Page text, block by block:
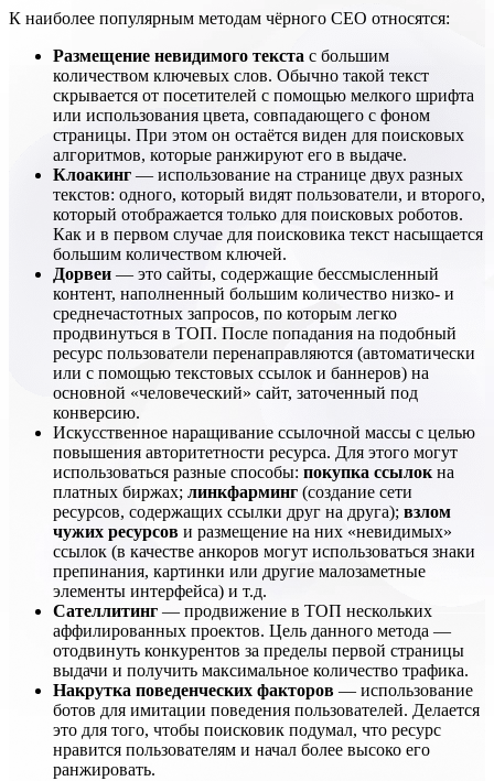
К наиболее популярным методам чёрного СЕО относятся:
Размещение невидимого текста с большим
количеством ключевых слов. Обычно такой текст
скрывается от посетителей с помощью мелкого шрифта
или использования цвета, совпадающего с фоном
страницы. При этом он остаётся виден для поисковых
алгоритмов, которые ранжируют его в выдаче.
Клоакинг— использование на странице двух разных
текстов: одного, который видят пользователи, и второго,
который отображается только для поисковых роботов.
Как и в первом случае для поисковика текст насыщается
большим количеством ключей.
Дорвеи— это сайты, содержащие бессмысленный
контент, наполненный большим количество низко- и
среднечастотных запросов, по которым легко
продвинуться в ТОП. После попадания на подобный
ресурс пользователи перенаправляются (автоматически
или с помощью текстовых ссылок и баннеров) на
основной «человеческий» сайт, заточенный под
конверсию.
Искусственное наращивание ссылочной массы с целью
повышения авторитетности ресурса. Для этого могут
использоваться разные способы: покупка ссылок на
платных биржах; линкфарминг (создание сети
ресурсов, содержащих ссылки друг на друга); взлом
чужих ресурсов и размещение на них «невидимых»
ссылок (в качестве анкоров могут использоваться знаки
препинания, картинки или другие малозаметные
элементы интерфейса) и т.д.
Сателлитинг — продвижение в ТОП нескольких
аффилированных проектов. Цель данного метода —
отодвинуть конкурентов за пределы первой страницы
выдачи и получить максимальное количество трафика.
Накрутка поведенческих факторов — использование
ботов для имитации поведения пользователей. Делается
это для того, чтобы поисковик подумал, что ресурс
нравится пользователям и начал более высоко его
ранжировать.